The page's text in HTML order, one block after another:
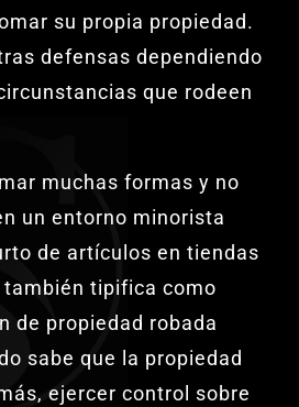
su propia propiedad.
defensas dependiendo
que rodeen
muchas formas y no
un entorno minorista
de artículos en tiendas
también tipifica como
de propiedad robada
sabe que la propiedad
ejercer control sobre